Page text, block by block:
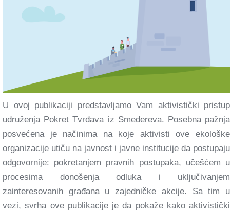
U ovoj publikaciji predstavljamo Vam aktivistički pristup
udruženja Pokret Tvrđava iz Smedereva. Posebna pažnja
posvećena je načinima na koje aktivisti ove ekološke
organizacije utiču na javnost i javne institucije da postupaju
odgovornije: pokretanjem pravnih postupaka, učešćem u
procesima donošenja odluka i uključivanjem
zainteresovanih građana u zajedničke akcije. Sa tim u
vezi, svrha ove publikacije je da pokaže kako aktivistički